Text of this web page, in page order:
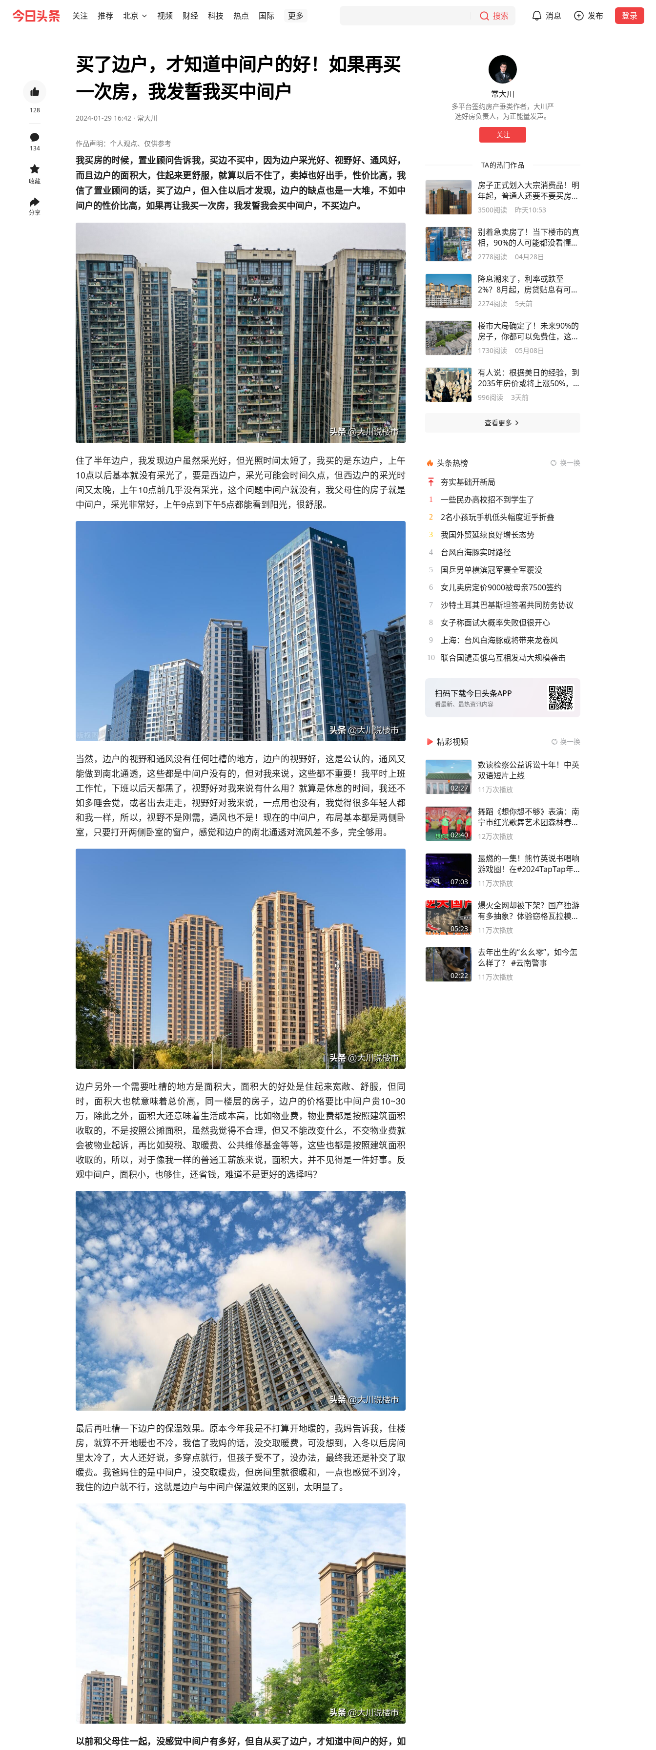
关注 推荐 北京 视频 财经 科技 热点 国际 更多 搜索 消息 发布 登录
128
134
收藏
分享
买了边户，才知道中间户的好！如果再买
一次房，我发誓我买中间户
2024-01-29 16:42 · 常大川
作品声明：个人观点、仅供参考
我买房的时候，置业顾问告诉我，买边不买中，因为边户采光好、视野好、通风好，
而且边户的面积大，住起来更舒服，就算以后不住了，卖掉也好出手，性价比高，我
信了置业顾问的话，买了边户，但入住以后才发现，边户的缺点也是一大堆，不如中
间户的性价比高，如果再让我买一次房，我发誓我会买中间户，不买边户。
住了半年边户，我发现边户虽然采光好，但光照时间太短了，我买的是东边户，上午
10点以后基本就没有采光了，要是西边户，采光可能会时间久点，但西边户的采光时
间又太晚，上午10点前几乎没有采光，这个问题中间户就没有，我父母住的房子就是
中间户，采光非常好，上午9点到下午5点都能看到阳光，很舒服。
当然，边户的视野和通风没有任何吐槽的地方，边户的视野好，这是公认的，通风又
能做到南北通透，这些都是中间户没有的，但对我来说，这些都不重要！我平时上班
工作忙，下班以后天都黑了，视野好对我来说有什么用？就算是休息的时间，我还不
如多睡会觉，或者出去走走，视野好对我来说，一点用也没有，我觉得很多年轻人都
和我一样，所以，视野不是刚需，通风也不是！现在的中间户，布局基本都是两侧卧
室，只要打开两侧卧室的窗户，感觉和边户的南北通透对流风差不多，完全够用。
边户另外一个需要吐槽的地方是面积大，面积大的好处是住起来宽敞、舒服，但同
时，面积大也就意味着总价高，同一楼层的房子，边户的价格要比中间户贵10~30
万，除此之外，面积大还意味着生活成本高，比如物业费，物业费都是按照建筑面积
收取的，不是按照公摊面积，虽然我觉得不合理，但又不能改变什么，不交物业费就
会被物业起诉，再比如契税、取暖费、公共维修基金等等，这些也都是按照建筑面积
收取的，所以，对于像我一样的普通工薪族来说，面积大，并不见得是一件好事。反
观中间户，面积小，也够住，还省钱，难道不是更好的选择吗？
最后再吐槽一下边户的保温效果。原本今年我是不打算开地暖的，我妈告诉我，住楼
房，就算不开地暖也不冷，我信了我妈的话，没交取暖费，可没想到，入冬以后房间
里太冷了，大人还好说，多穿点就行，但孩子受不了，没办法，最终我还是补交了取
暖费。我爸妈住的是中间户，没交取暖费，但房间里就很暖和，一点也感觉不到冷，
我住的边户就不行，这就是边户与中间户保温效果的区别，太明显了。
以前和父母住一起，没感觉中间户有多好，但自从买了边户，才知道中间户的好，如
常大川
多平台签约房产垂类作者，大川严
选好房负责人，为正能量发声。
关注
TA的热门作品
房子正式划入大宗消费品！明
年起，普通人还要不要买房？
有答案了
3500阅读 昨天10:53
别着急卖房了！当下楼市的真
相，90%的人可能都没看懂，
逻辑变了
2778阅读 04月28日
降息潮来了，利率或跌至
2%？8月起，房贷贴息有可能
全面铺开吗？
2274阅读 5天前
楼市大局确定了！未来90%的
房子，你都可以免费住，这是
真的吗？
1730阅读 05月08日
有人说：根据美日的经验，到
2035年房价或将上涨50%，
有可能吗？
996阅读 3天前
查看更多
头条热榜 换一换
夯实基础开新局
1 一些民办高校招不到学生了
2 2名小孩玩手机低头幅度近乎折叠
3 我国外贸延续良好增长态势
4 台风白海豚实时路径
5 国乒男单横滨冠军赛全军覆没
6 女儿卖房定价9000被母亲7500签约
7 沙特土耳其巴基斯坦签署共同防务协议
8 女子称面试大概率失败但很开心
9 上海：台风白海豚或将带来龙卷风
10 联合国谴责俄乌互相发动大规模袭击
扫码下载今日头条APP
看最新、最热资讯内容
精彩视频 换一换
02:27
数读检察公益诉讼十年！中英
双语短片上线
11万次播放
02:40
舞蹈《想你想不够》表演：南
宁市红光歌舞艺术团森林春红
舞蹈队。
12万次播放
07:03
最燃的一集！熊竹英说书唱响
游戏圈！在#2024TapTap年
度游戏大赏
11万次播放
05:23
爆火全网却被下架？国产独游
有多抽象？体验窃格瓦拉模拟
器！
11万次播放
02:22
去年出生的“幺幺零”，如今怎
么样了？ #云南警事
11万次播放